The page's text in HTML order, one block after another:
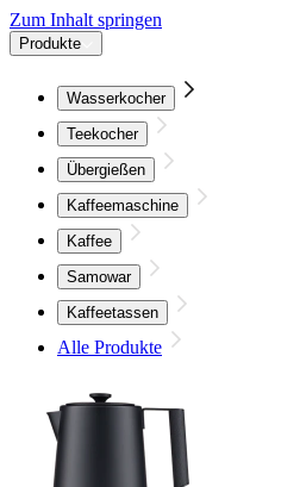
Zum Inhalt springen
Produkte
Wasserkocher
Teekocher
Übergießen
Kaffeemaschine
Kaffee
Samowar
Kaffeetassen
Alle Produkte